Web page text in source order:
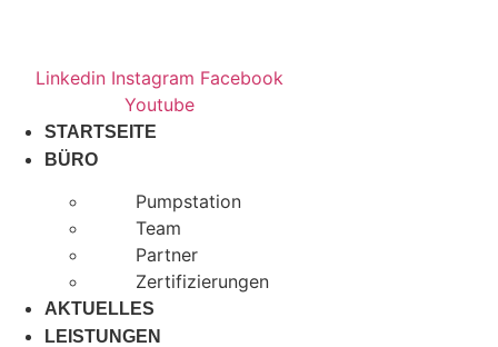
springen
Linkedin Instagram Facebook
Youtube
STARTSEITE
BÜRO
Pumpstation
Team
Partner
Zertifizierungen
AKTUELLES
LEISTUNGEN